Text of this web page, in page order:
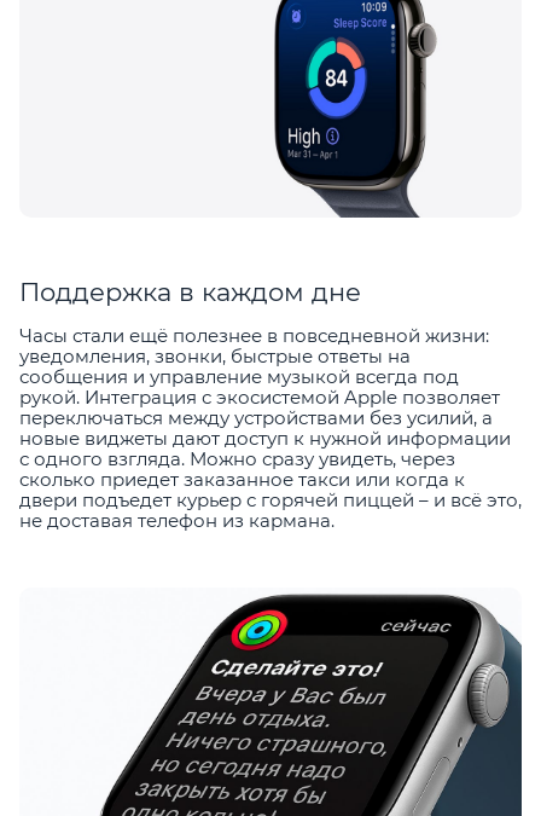
Поддержка в каждом дне
Часы стали ещё полезнее в повседневной жизни:
уведомления, звонки, быстрые ответы на
сообщения и управление музыкой всегда под
рукой. Интеграция с экосистемой Apple позволяет
переключаться между устройствами без усилий, а
новые виджеты дают доступ к нужной информации
с одного взгляда. Можно сразу увидеть, через
сколько приедет заказанное такси или когда к
двери подъедет курьер с горячей пиццей – и всё это,
не доставая телефон из кармана.